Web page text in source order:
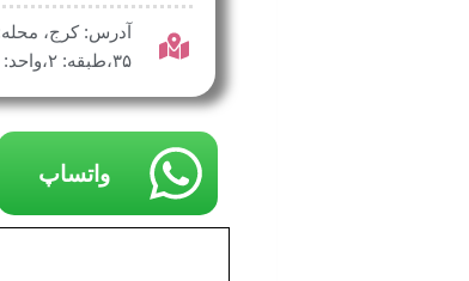
آدرس: کرج،
۳۵،طبقه: ۲،واحد: ۳
واتساپ